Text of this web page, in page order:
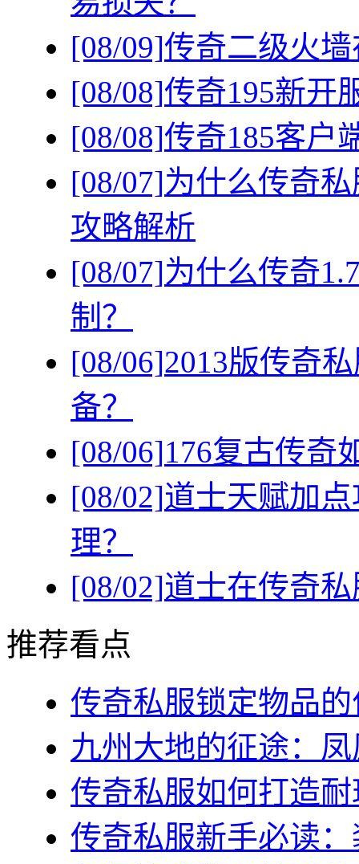
[08/09]传奇二级火
[08/08]传奇195新开
[08/08]传奇185客户
[08/07]为什么传奇
攻略解析
[08/07]为什么传奇
制？
[08/06]2013版传奇
备？
[08/06]176复古传奇
[08/02]道士天赋加
理？
[08/02]道士在传奇
推荐看点
传奇私服锁定物品
九州大地的征途：
传奇私服如何打造
传奇私服新手必读